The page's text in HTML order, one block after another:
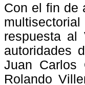
Con el fin de
respuesta al
autoridades
Juan Carlos
Rolando